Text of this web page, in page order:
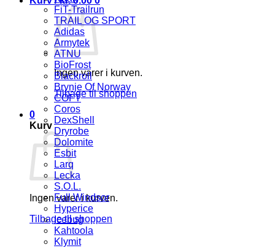
Ingen varer i kurven.
Tilbage til shoppen
0
Kurv
Ingen varer i kurven.
Tilbage til shoppen
FiT-Trailrun
TRAIL OG SPORT
Adidas
Armytek
ATNU
BioFrost
Blackroll
Brynje Of Norway
COFT
Coros
DexShell
Dryrobe
Dolomite
Esbit
Larq
Lecka
S.O.L.
Full Windsor
Hyperice
Icebug
Kahtoola
Klymit